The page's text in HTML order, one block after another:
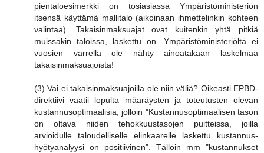
pientaloesimerkki on tosiasiassa Ympäristöministeriön
itsensä käyttämä mallitalo (aikoinaan ihmettelinkin kohteen
valintaa). Takaisinmaksuajat ovat kuitenkin yhtä pitkiä
muissakin taloissa, laskettu on. Ympäristöministeriöltä ei
vuosien varrella ole nähty ainoatakaan laskelmaa
takaisinmaksuajoista!
(3) Vai ei takaisinmaksuajoilla ole niin väliä? Oikeasti EPBD-
direktiivi vaatii lopulta määräysten ja toteutusten olevan
kustannusoptimaalisia, jolloin "Kustannusoptimaalisen tason
on oltava niiden tehokkuustasojen puitteissa, joilla
arvioidulle taloudelliselle elinkaarelle laskettu kustannus-
hyötyanalyysi on positiivinen". Tällöin mm "kustannukset